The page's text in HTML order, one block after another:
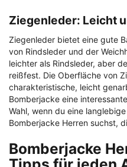
Ziegenleder: Leicht
Ziegenleder bietet eine gute
von Rindsleder und der
leichter als Rindsleder, aber
reißfest. Die Oberfläche von
charakteristische, leicht
Bomberjacke eine
Wahl, wenn du eine
Bomberjacke Herren suchst,
Bomberjacke